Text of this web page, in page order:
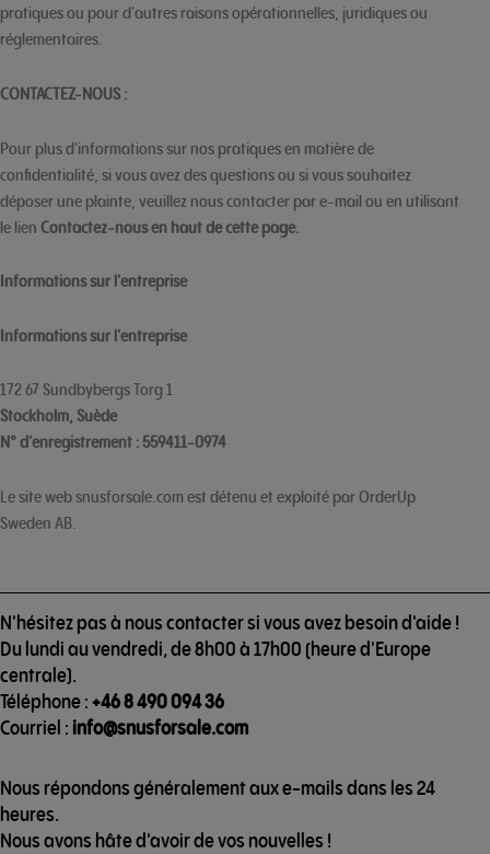
pratiques ou pour d'autres raisons opérationnelles, juridiques ou
réglementaires.
CONTACTEZ-NOUS :
Pour plus d'informations sur nos pratiques en matière de
confidentialité, si vous avez des questions ou si vous souhaitez
déposer une plainte, veuillez nous contacter par e-mail ou en utilisant
le lien Contactez-nousen haut de cette page.
Informations sur l'entreprise
Informations sur l'entreprise
172 67 Sundbybergs Torg 1
Stockholm, Suède
N° d'enregistrement : 559411-0974
Le site web snusforsale.com est détenu et exploité par OrderUp
Sweden AB.
N'hésitez pas à nous contacter si vous avez besoin d'aide !
Du lundi au vendredi, de 8h00 à 17h00 (heure d'Europe
centrale).
Téléphone :+46 8 490 094 36
Courriel :info@snusforsale.com
Nous répondons généralement aux e-mails dans les 24
heures.
Nous avons hâte d'avoir de vos nouvelles !